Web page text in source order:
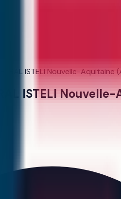
ISTELI Nouvelle-Aquitaine
ISTELI Nouvelle-